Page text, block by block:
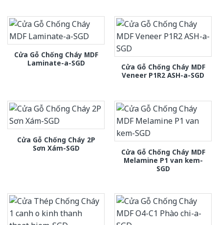
Cửa Gỗ Chống Cháy MDF
Laminate-a-SGD
Cửa Gỗ Chống Cháy MDF
Veneer P1R2 ASH-a-SGD
Cửa Gỗ Chống Cháy 2P
Sơn Xám-SGD
Cửa Gỗ Chống Cháy MDF
Melamine P1 van kem-
SGD